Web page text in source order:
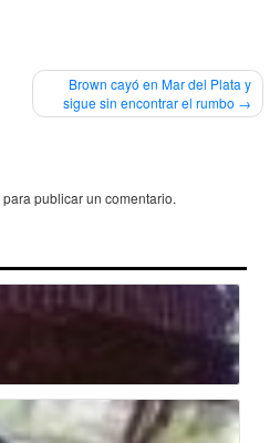
Brown cayó en Mar del Plata y
sigue sin encontrar el rumbo
para publicar un comentario.